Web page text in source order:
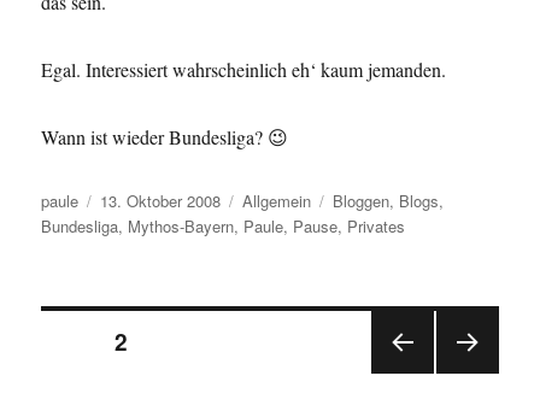
Egal. Interessiert wahrscheinlich eh‘ kaum jemanden.
Wann ist wieder Bundesliga? 😉
Autor
paule
Veröffentlicht
am
13. Oktober 2008 Kategorien
Allgemein Schlagwörter
Bloggen, Blogs,
Bundesliga, Mythos-Bayern, Paule, Pause, Privates
Seitennummerierung
SEITE2